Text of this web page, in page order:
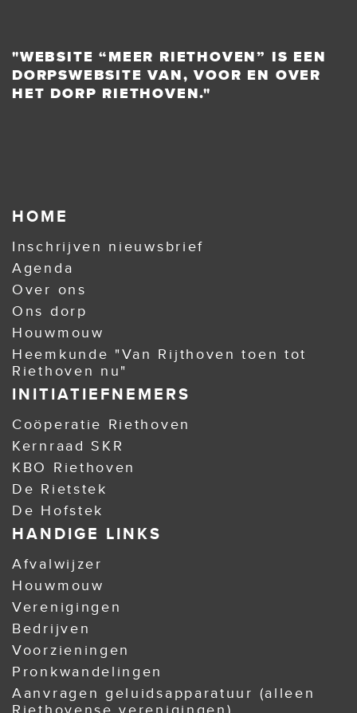
"WEBSITE “MEER RIETHOVEN” IS EEN
DORPSWEBSITE VAN, VOOR EN OVER
HET DORP RIETHOVEN."
HOME
Inschrijven nieuwsbrief
Agenda
Over ons
Ons dorp
Houwmouw
Heemkunde "Van Rijthoven toen tot
Riethoven nu"
INITIATIEFNEMERS
Coöperatie Riethoven
Kernraad SKR
KBO Riethoven
De Rietstek
De Hofstek
HANDIGE LINKS
Afvalwijzer
Houwmouw
Verenigingen
Bedrijven
Voorzieningen
Pronkwandelingen
Aanvragen geluidsapparatuur (alleen
Riethovense verenigingen)